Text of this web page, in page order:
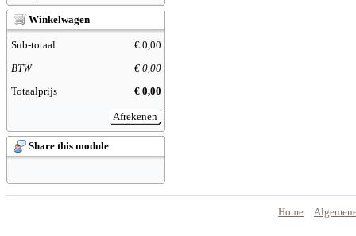
Winkelwagen
Sub-totaal
€ 0,00
BTW
€ 0,00
Totaalprijs
€ 0,00
Afrekenen
Share this module
Home